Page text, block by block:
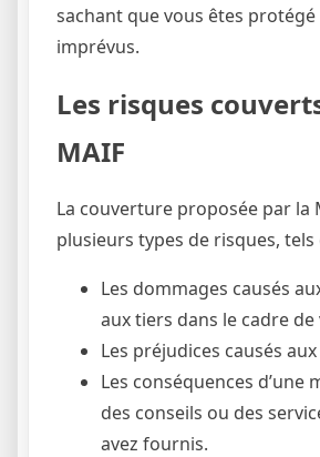
sachant que vous êtes
imprévus.
Les risques
MAIF
La couverture proposée par la
plusieurs types de risques, tels
Les dommages causés
aux tiers dans le cadre
Les préjudices causés
Les conséquences d’une
des conseils ou des
avez fournis.